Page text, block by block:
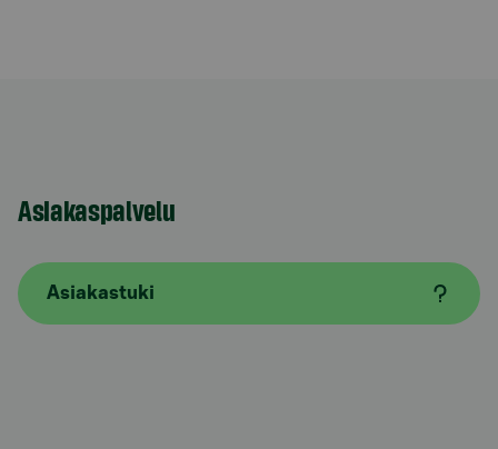
Asiakaspalvelu
Asiakastuki